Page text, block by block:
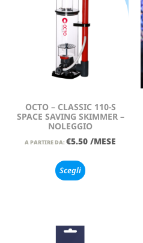
OCTO – CLASSIC 110-S
SPACE SAVING SKIMMER –
NOLEGGIO
A PARTIRE DA: €5.50 /MESE
Scegli